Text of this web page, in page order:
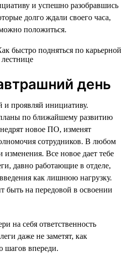
и успешно разобравшись
долго ждали своего часа,
положиться.
день
и проявляй инициативу.
по ближайшему развитию
новое ПО, изменят
сотрудников. В любом
изменения. Все новое дает тебе
давно работающие в отделе,
как лишнюю нагрузку.
быть на передовой в освоении
на себя ответственность
даже не заметят, как
шагов впереди.